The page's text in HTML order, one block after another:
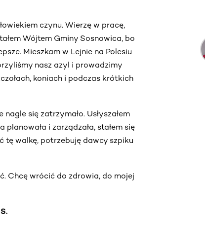
czynu. Wierzę w pracę,
Wójtem Gminy Sosnowica, bo
Mieszkam w Lejnie na Polesiu
nasz azyl i prowadzimy
koniach i podczas krótkich
się zatrzymało. Usłyszałem
planowała i zarządzała, stałem się
tę walkę, potrzebuję dawcy szpiku
Chcę wrócić do zdrowia, do mojej